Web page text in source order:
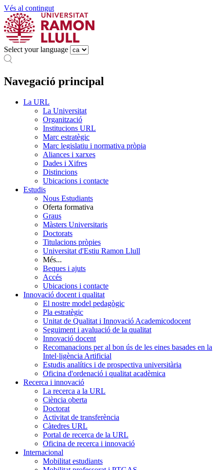
Vés al contingut
Select your language
Navegació principal
La URL
La Universitat
Organització
Institucions URL
Marc estratègic
Marc legislatiu i normativa pròpia
Aliances i xarxes
Dades i Xifres
Distincions
Ubicacions i contacte
Estudis
Nous Estudiants
Oferta formativa
Graus
Màsters Universitaris
Doctorats
Titulacions pròpies
Universitat d'Estiu Ramon Llull
Més...
Beques i ajuts
Accés
Ubicacions i contacte
Innovació docent i qualitat
El nostre model pedagògic
Pla estratègic
Unitat de Qualitat i Innovació Academicodocent
Seguiment i avaluació de la qualitat
Innovació docent
Recomanacions per al bon ús de les eines basades en la
Intel·ligència Artificial
Estudis analítics i de prospectiva universitària
Oficina d'ordenació i qualitat acadèmica
Recerca i innovació
La recerca a la URL
Ciència oberta
Doctorat
Activitat de transferència
Càtedres URL
Portal de recerca de la URL
Oficina de recerca i innovació
Internacional
Mobilitat estudiants